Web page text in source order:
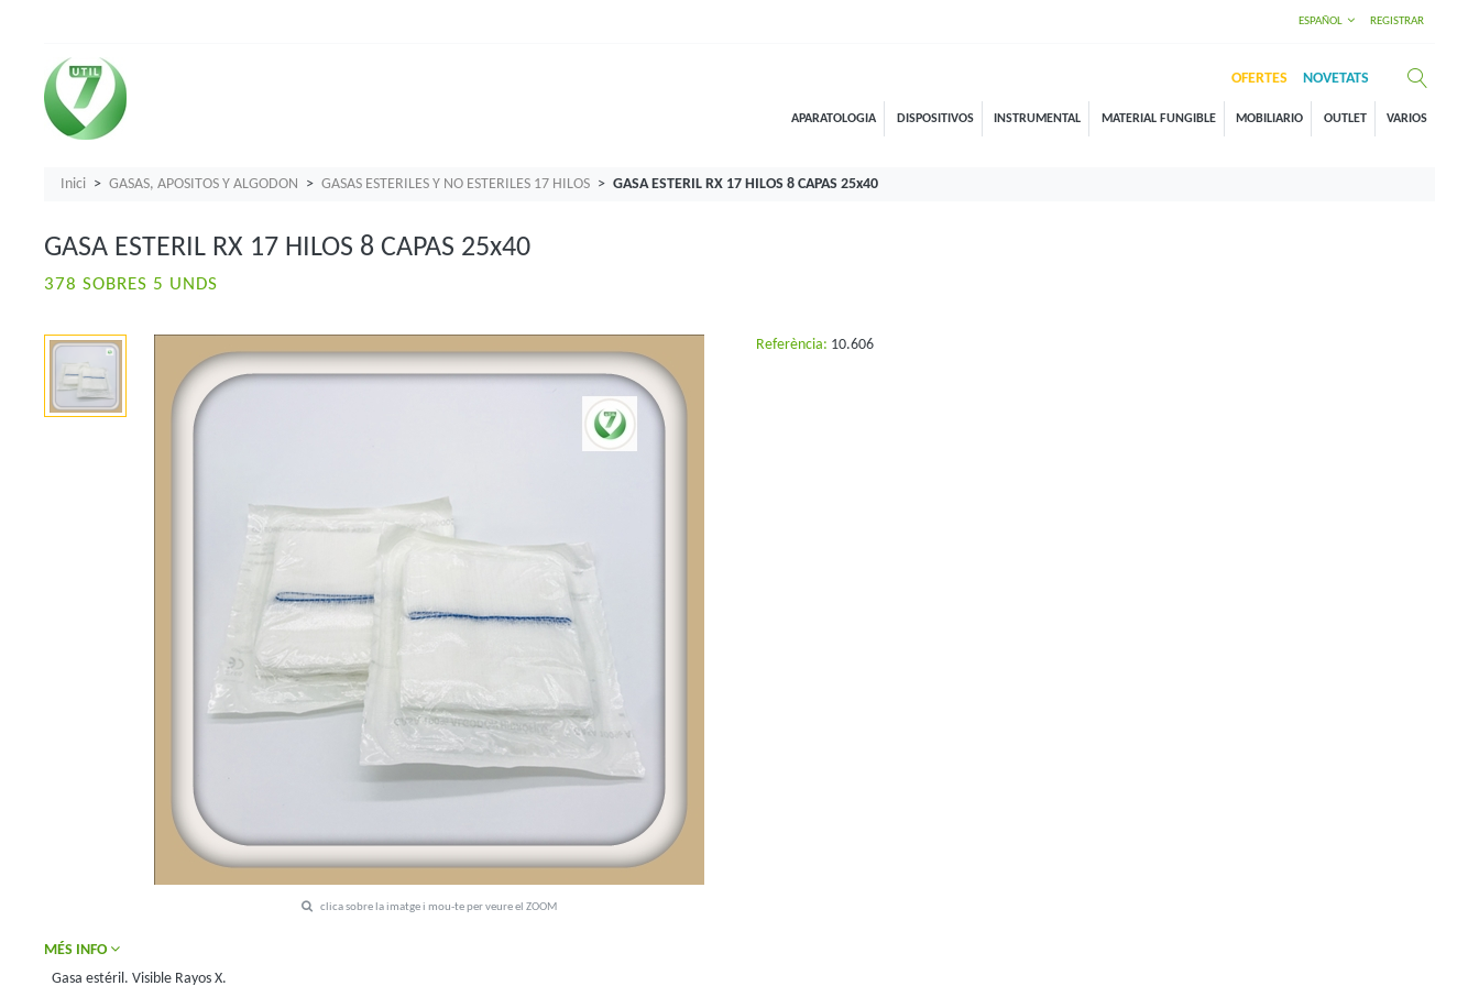
ESPAÑOL REGISTRAR
OFERTES NOVETATS
APARATOLOGIA DISPOSITIVOS INSTRUMENTAL MATERIAL FUNGIBLE MOBILIARIO OUTLET VARIOS
Inici GASAS, APOSITOS Y ALGODON GASAS ESTERILES Y NO ESTERILES 17 HILOS GASA ESTERIL RX 17 HILOS 8 CAPAS 25x40
GASA ESTERIL RX 17 HILOS 8 CAPAS 25x40
378 SOBRES 5 UNDS
clica sobre la imatge i mou-te per veure el ZOOM
Referència: 10.606
MÉS INFO
Gasa estéril. Visible Rayos X.